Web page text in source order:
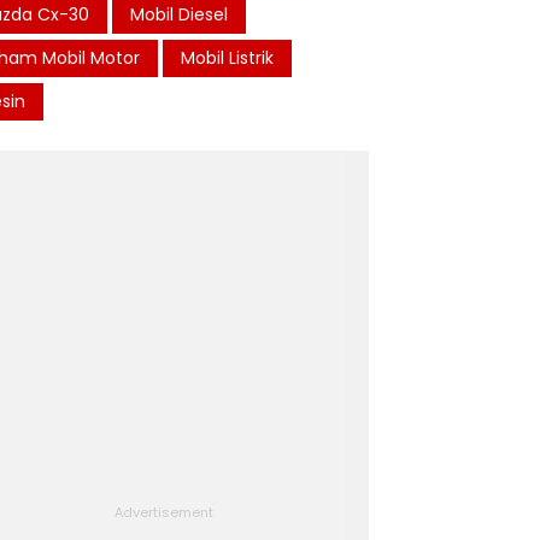
Cx-30
Mobil Diesel
Mobil Motor
Mobil Listrik